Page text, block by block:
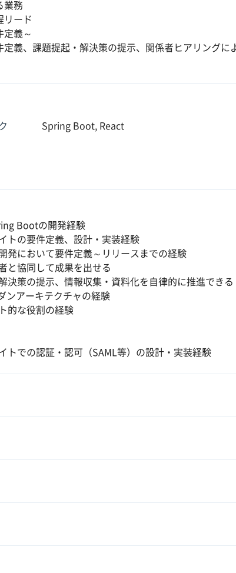
業務
リード
定義～
定義、課題提起・解決策の提示、関係者ヒアリング
Spring Boot, React
Bootの開発経験
トの要件定義、設計・実装経験
発において要件定義～リリースまでの経験
と協同して成果を出せる
決策の提示、情報収集・資料化を自律的に推進できる
ンアーキテクチャの経験
的な役割の経験
トでの認証・認可（SAML等）の設計・実装経験